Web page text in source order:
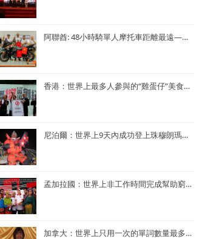
阿聯酋: 48小時騎單人摩托車距離最遠—— Lotfi Hamrouni
香港：世界上最多人參與的“雞蛋仔”美食活動——謝霆鋒陳奕迅香港“雞蛋仔”美食活動
尼泊爾：世界上9天內成功登上珠穆朗瑪峰次數最多—— Kame Sherpa
孟加拉國：世界上非工作時間完成幫助窮人的項目最多的央行行長——孟加拉央行行長Atiur Rahman博士
加拿大：世界上只用一次的單詞數量最多的小說——《Je ne le repeterai pas》